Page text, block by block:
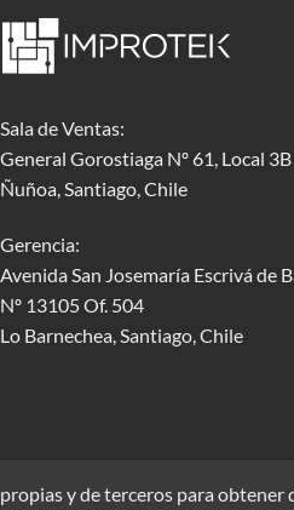
Sala de Ventas:
General Gorostiaga Nº 61, Local 3B
Ñuñoa, Santiago, Chile
Gerencia:
Avenida San Josemaría Escrivá de
Nº 13105 Of. 504
Lo Barnechea, Santiago, Chile
y de terceros para